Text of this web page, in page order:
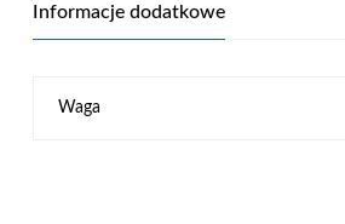
Informacje dodatkowe
Waga